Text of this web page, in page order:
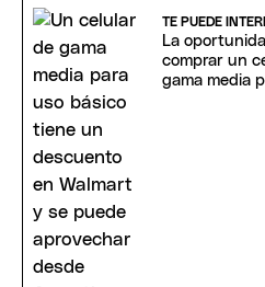
TE PUEDE
La
comprar un
gama media